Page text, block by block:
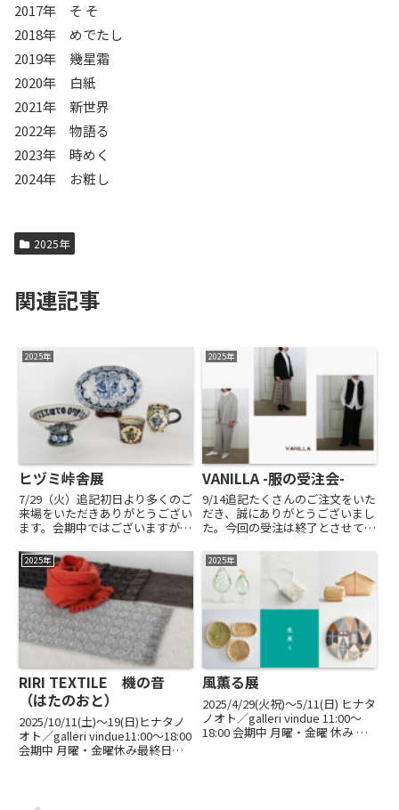
2017年 そ そ
2018年 めでたし
2019年 幾星霜
2020年 白紙
2021年 新世界
2022年 物語る
2023年 時めく
2024年 お粧し
2025年
関連記事
2025年
ヒヅミ峠舎展
7/29（火）追記初日より多くのご
来場をいただきありがとうござい
ます。会期中ではございますが、
りました。今後ご来店予定のお客
様がおられましたら誠に恐れ入り
ますが、何卒ご了承のほどお願い
申し上げます。___202...
2025年
VANILLA -服の受注会-
9/14追記たくさんのご注文をいた
だき、誠にありがとうございまし
た。今回の受注は終了とさせてい
した方には、申し訳ございませ
ん。次回は来年、2/7(土)からを
予定しております。ご予約をお勧
め申し上げます。どうぞ宜...
2025年
RIRI TEXTILE 機の音
（はたのおと）
2025/10/11(土)〜19(日)ヒナタノ
オト／galleri vindue11:00～18:00
会期中 月曜・金曜休み最終日
2025年
風薫る展
2025/4/29(火祝)〜5/11(日) ヒナタ
ノオト／galleri vindue 11:00～
18:00 会期中 月曜・金曜 休み 最